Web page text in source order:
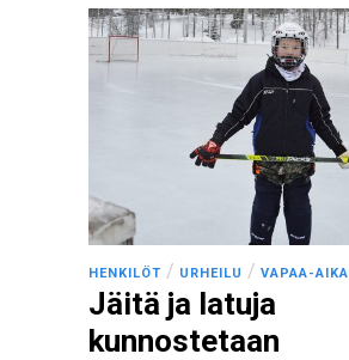
HENKILÖT / URHEILU / VAPAA-AIKA
Jäitä ja latuja
kunnostetaan